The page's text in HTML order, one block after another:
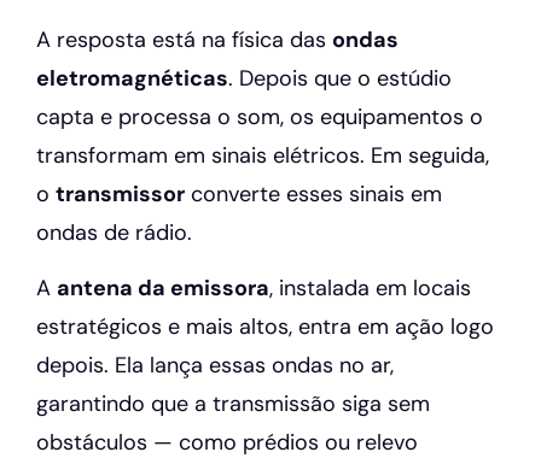
A resposta está na física das ondas
eletromagnéticas. Depois que o estúdio
capta e processa o som, os equipamentos o
transformam em sinais elétricos. Em seguida,
o transmissor converte esses sinais em
ondas de rádio.
A antena da emissora, instalada em locais
estratégicos e mais altos, entra em ação logo
depois. Ela lança essas ondas no ar,
garantindo que a transmissão siga sem
obstáculos — como prédios ou relevo